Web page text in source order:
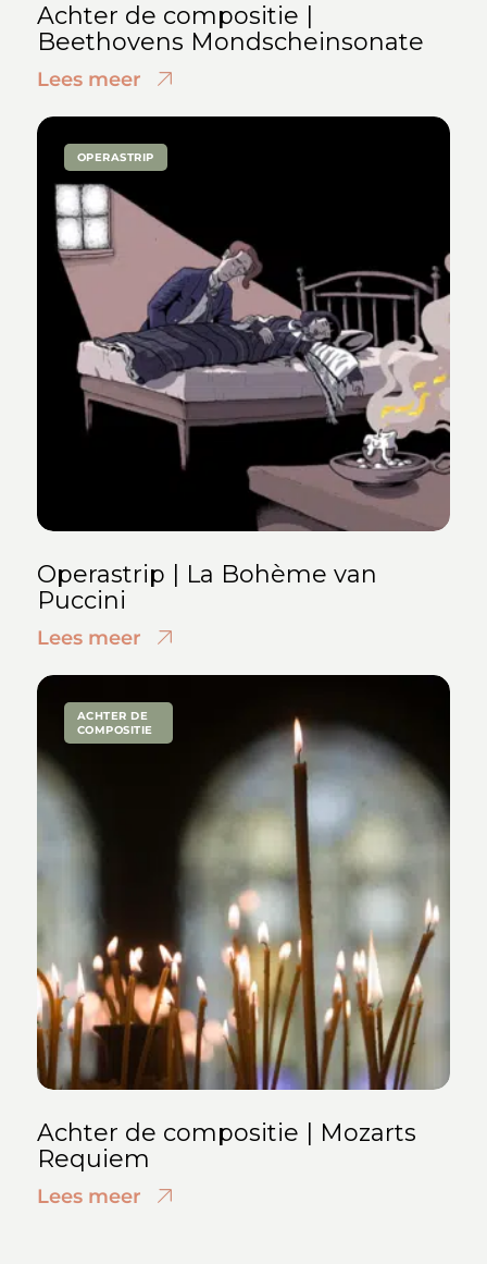
Achter de compositie |
Beethovens Mondscheinsonate
Lees meer
OPERASTRIP
Operastrip | La Bohème van
Puccini
Lees meer
ACHTER DE
COMPOSITIE
Achter de compositie | Mozarts
Requiem
Lees meer